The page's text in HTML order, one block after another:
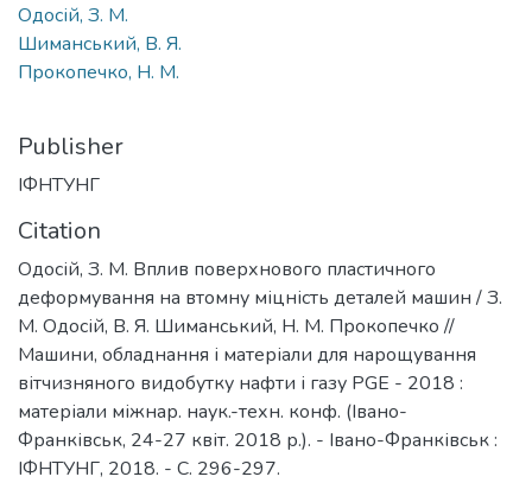
Одосій, З. М.
Шиманський, В. Я.
Прокопечко, Н. М.
Publisher
ІФНТУНГ
Citation
Одосій, З. М. Вплив поверхнового пластичного
деформування на втомну міцність деталей машин / З.
М. Одосій, В. Я. Шиманський, Н. М. Прокопечко //
Машини, обладнання і матеріали для нарощування
вітчизняного видобутку нафти і газу PGE - 2018 :
матеріали міжнар. наук.-техн. конф. (Івано-
Франківськ, 24-27 квіт. 2018 р.). - Івано-Франківськ :
ІФНТУНГ, 2018. - С. 296-297.